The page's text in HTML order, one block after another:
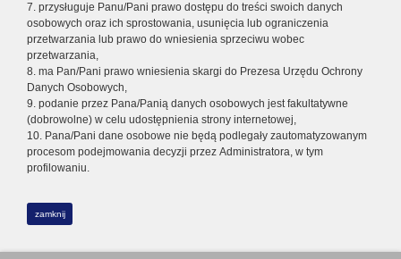
7. przysługuje Panu/Pani prawo dostępu do treści swoich danych
osobowych oraz ich sprostowania, usunięcia lub ograniczenia
przetwarzania lub prawo do wniesienia sprzeciwu wobec
przetwarzania,
8. ma Pan/Pani prawo wniesienia skargi do Prezesa Urzędu Ochrony
Danych Osobowych,
9. podanie przez Pana/Panią danych osobowych jest fakultatywne
(dobrowolne) w celu udostępnienia strony internetowej,
10. Pana/Pani dane osobowe nie będą podlegały zautomatyzowanym
procesom podejmowania decyzji przez Administratora, w tym
profilowaniu.
zamknij